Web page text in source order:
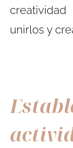
unirlos y